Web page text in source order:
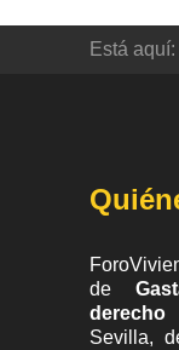
Está aquí:
de
derecho
Sevilla,